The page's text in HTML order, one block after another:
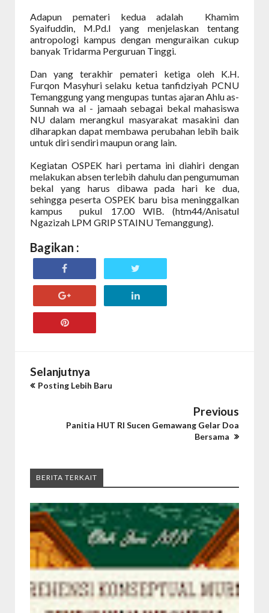
Adapun pemateri kedua adalah
Khamim
Syaifuddin, M.Pd.I yang menjelaskan tentang
antropologi kampus dengan menguraikan cukup
banyak Tridarma Perguruan Tinggi.
Dan yang terakhir pemateri ketiga oleh K.H.
Furqon Masyhuri selaku ketua tanfidziyah PCNU
Temanggung yang mengupas tuntas ajaran Ahlu as-
Sunnah wa al - jamaah sebagai bekal mahasiswa
NU dalam merangkul masyarakat masakini dan
diharapkan dapat membawa perubahan lebih baik
untuk diri sendiri maupun orang lain.
Kegiatan OSPEK hari pertama ini diahiri dengan
melakukan absen terlebih dahulu dan pengumuman
bekal yang harus dibawa pada hari ke dua,
sehingga peserta OSPEK baru bisa meninggalkan
kampus
pukul 17.00 WIB. (htm44/Anisatul
Ngazizah LPM GRIP STAINU Temanggung).
Bagikan :
Selanjutnya
Posting Lebih Baru
Previous
Panitia HUT RI Sucen Gemawang Gelar Doa
Bersama
BERITA TERKAIT